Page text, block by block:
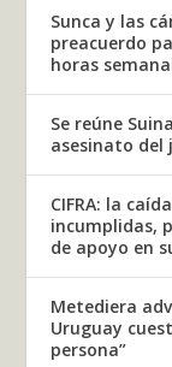
Sunca y las
preacuerdo
horas
Se reúne
asesinato del
CIFRA: la
incumplidas,
de apoyo en
Metediera
Uruguay
persona”